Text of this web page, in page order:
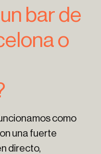
bar de
o
como
una fuerte
directo,